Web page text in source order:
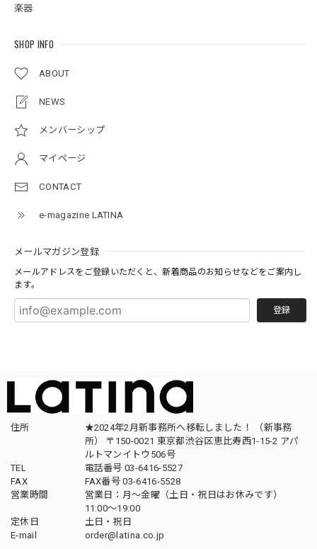
楽器
SHOP INFO
ABOUT
NEWS
メンバーシップ
マイページ
CONTACT
e-magazine LATINA
メールマガジン登録
メールアドレスをご登録いただくと、新着商品のお知らせなどをご案内し
ます。
登録
住所
★2024年2月新事務所へ移転しました！ （新事務
所） 〒150-0021 東京都渋谷区恵比寿西1-15-2 アパ
ルトマンイトウ506号
TEL
電話番号 03-6416-5527
FAX
FAX番号 03-6416-5528
営業時間
営業日：月〜金曜（土日・祝日はお休みです）
11:00〜19:00
定休日
土日・祝日
E-mail
order@latina.co.jp